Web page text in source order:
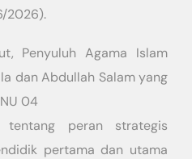
2026).
Penyuluh Agama Islam
dan Abdullah Salam yang
04
tentang peran strategis
pertama dan utama